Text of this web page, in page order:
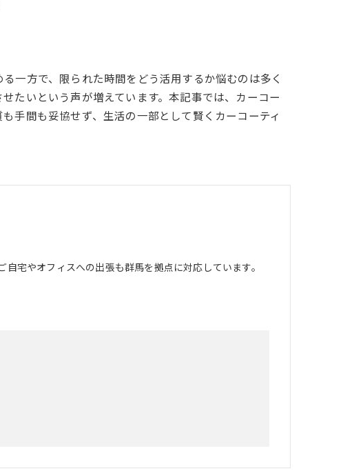
一方で、限られた時間をどう活用するか悩むのは多く
たいという声が増えています。本記事では、カーコー
手間も妥協せず、生活の一部として賢くカーコーティ
宅やオフィスへの出張も群馬を拠点に対応しています。